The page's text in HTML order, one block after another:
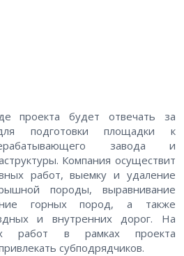
проекта будет отвечать за
подготовки площадки к
завода и
Компания осуществит
работ, выемку и удаление
породы, выравнивание
горных пород, а также
и внутренних дорог. На
работ в рамках проекта
субподрядчиков.